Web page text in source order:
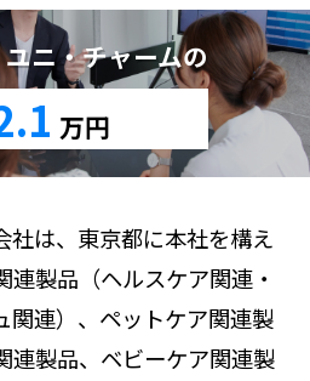
ニ・チャームの
万円
社は、東京都に本社を構え
連製品（ヘルスケア関連・
関連）、ペットケア関連製
連製品、ベビーケア関連製